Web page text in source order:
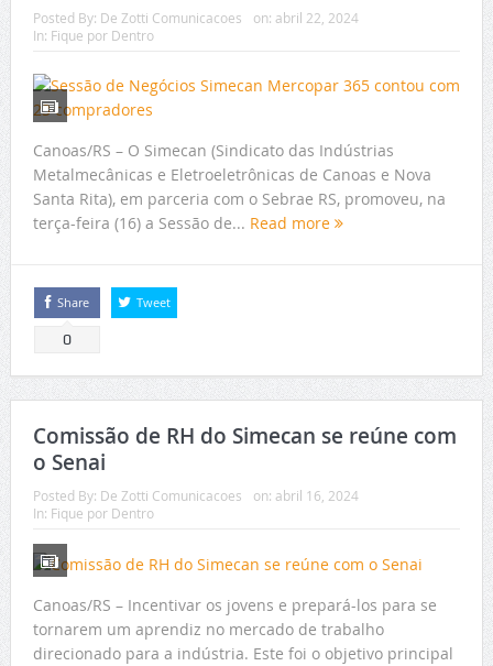
Posted By: De Zotti Comunicacoes on: abril 22, 2024
In: Fique por Dentro
Canoas/RS – O Simecan (Sindicato das Indústrias
Metalmecânicas e Eletroeletrônicas de Canoas e Nova
Santa Rita), em parceria com o Sebrae RS, promoveu, na
terça-feira (16) a Sessão de... Read more
Share
0
Tweet
Comissão de RH do Simecan se reúne com
o Senai
Posted By: De Zotti Comunicacoes on: abril 16, 2024
In: Fique por Dentro
Canoas/RS – Incentivar os jovens e prepará-los para se
tornarem um aprendiz no mercado de trabalho
direcionado para a indústria. Este foi o objetivo principal